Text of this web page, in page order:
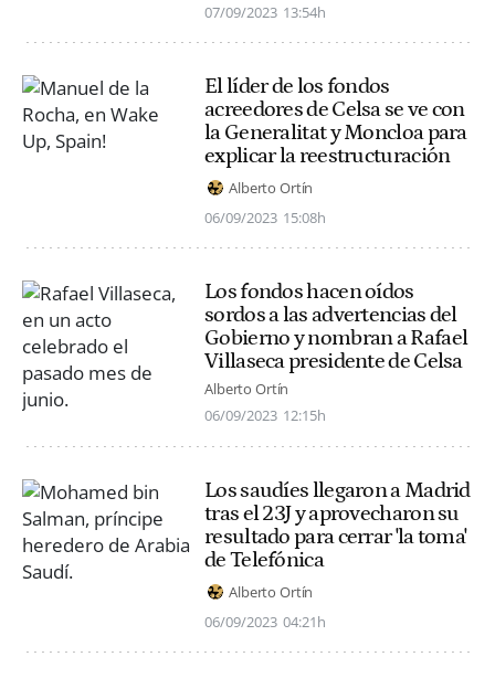
07/09/2023 13:54h
El líder de los fondos
acreedores de Celsa se ve con
la Generalitat y Moncloa para
explicar la reestructuración
Alberto Ortín
06/09/2023 15:08h
Los fondos hacen oídos
sordos a las advertencias del
Gobierno y nombran a Rafael
Villaseca presidente de Celsa
Alberto Ortín
06/09/2023 12:15h
Los saudíes llegaron a Madrid
tras el 23J y aprovecharon su
resultado para cerrar 'la toma'
de Telefónica
Alberto Ortín
06/09/2023 04:21h